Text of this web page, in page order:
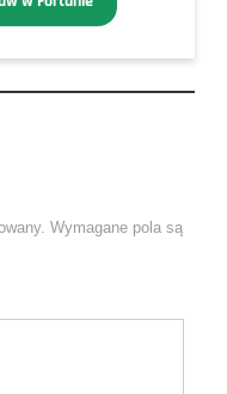
Wymagane pola są